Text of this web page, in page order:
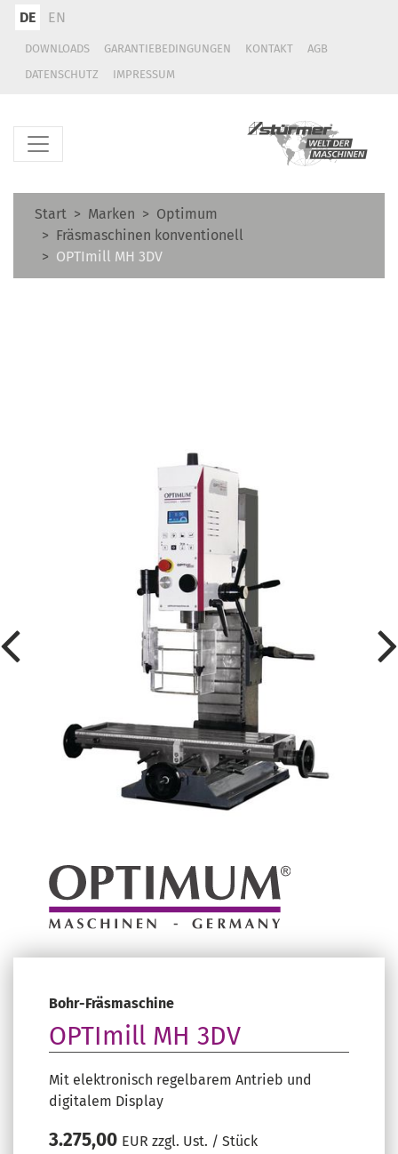
DE EN
DOWNLOADS GARANTIEBEDINGUNGEN KONTAKT
AGB
DATENSCHUTZ
IMPRESSUM
Start Marken
Optimum
Fräsmaschinen konventionell
OPTImill MH 3DV
Bohr-Fräsmaschine
OPTImill MH 3DV
Mit elektronisch regelbarem Antrieb und
digitalem Display
3.275,00 EUR zzgl. Ust. / Stück